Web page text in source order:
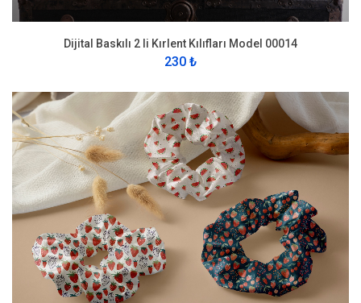
Dijital Baskılı 2 li Kırlent Kılıfları Model 00014
230 ₺